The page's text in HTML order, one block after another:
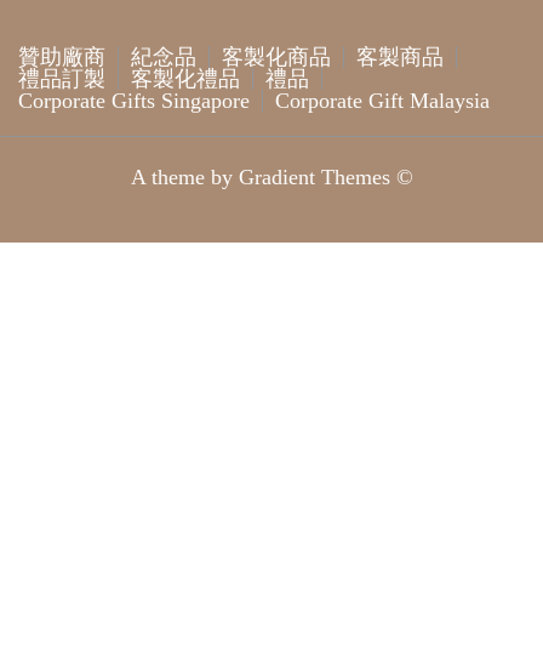
贊助廠商 紀念品 客製化商品
客製商品
禮品訂製
客製化禮品
禮品
Corporate Gifts Singapore
Corporate Gift Malaysia
A theme by Gradient Themes ©